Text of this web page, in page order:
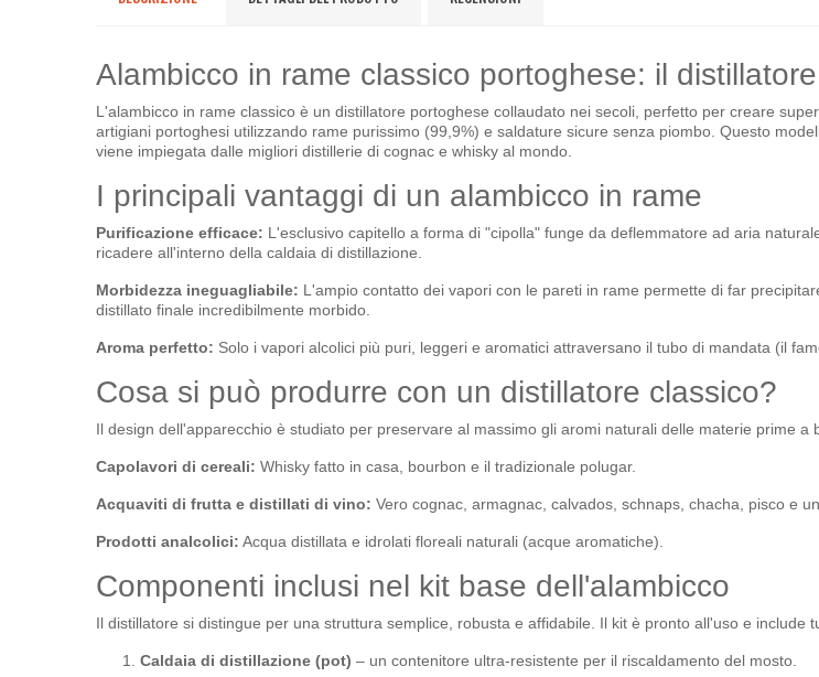
Alambicco in rame classico portoghese: il
L'alambicco in rame classico è un distillatore portoghese collaudato nei secoli, perfetto per creare
artigiani portoghesi utilizzando rame purissimo (99,9%) e saldature sicure senza piombo . Questo
viene impiegata dalle migliori distillerie di cognac e whisky al mondo
I principali vantaggi di un alambicco in rame
Purificazione efficace: L'esclusivo capitello a forma di "cipolla" funge da deflemmatore ad aria
ricadere all'interno della caldaia di distillazione
Morbidezza ineguagliabile: L'ampio contatto dei vapori con le pareti in rame permette di far
distillato finale incredibilmente morbido
Aroma perfetto: Solo i vapori alcolici più puri, leggeri e aromatici attraversano il tubo di mandata (il
Cosa si può produrre con un distillatore classico?
Il design dell'apparecchio è studiato per preservare al massimo gli aromi naturali delle materie prime a
Capolavori di cereali: Whisky fatto in casa, bourbon e il tradizionale polugar.
Acquaviti di frutta e distillati di vino: Vero cognac, armagnac, calvados, schnaps, chacha, pisco e
Prodotti analcolici: Acqua distillata e idrolati floreali naturali (acque aromatiche)
Componenti inclusi nel kit base dell'alambicco
Il distillatore si distingue per una struttura semplice, robusta e affidabile. Il kit è pronto all'uso e include
Caldaia di distillazione (pot) – un contenitore ultra-resistente per il riscaldamento del mosto